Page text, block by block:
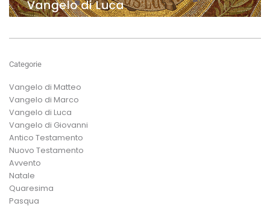
Categorie
Vangelo di Matteo
Vangelo di Marco
Vangelo di Luca
Vangelo di Giovanni
Antico Testamento
Nuovo Testamento
Avvento
Natale
Quaresima
Pasqua